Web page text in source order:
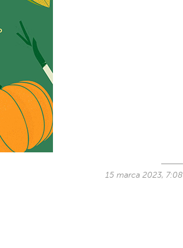
15 marca 2023, 7:08